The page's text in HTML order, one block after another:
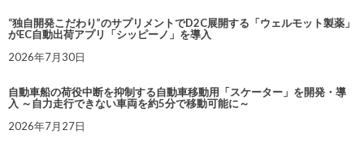
“独自開発こだわり”のサプリメントでD2C展開する「ウェルモット製薬」
がEC自動出荷アプリ「シッピーノ」を導入
2026年7月30日
自動車船の荷役中断を抑制する自動車移動用「スケーター」を開発・導
入 ～自力走行できない車両を約5分で移動可能に～
2026年7月27日